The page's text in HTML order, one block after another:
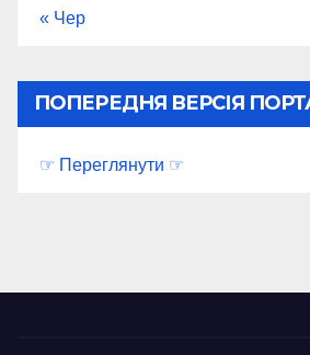
« Чер
ПОПЕРЕДНЯ ВЕРСІЯ
☞ Переглянути ☞